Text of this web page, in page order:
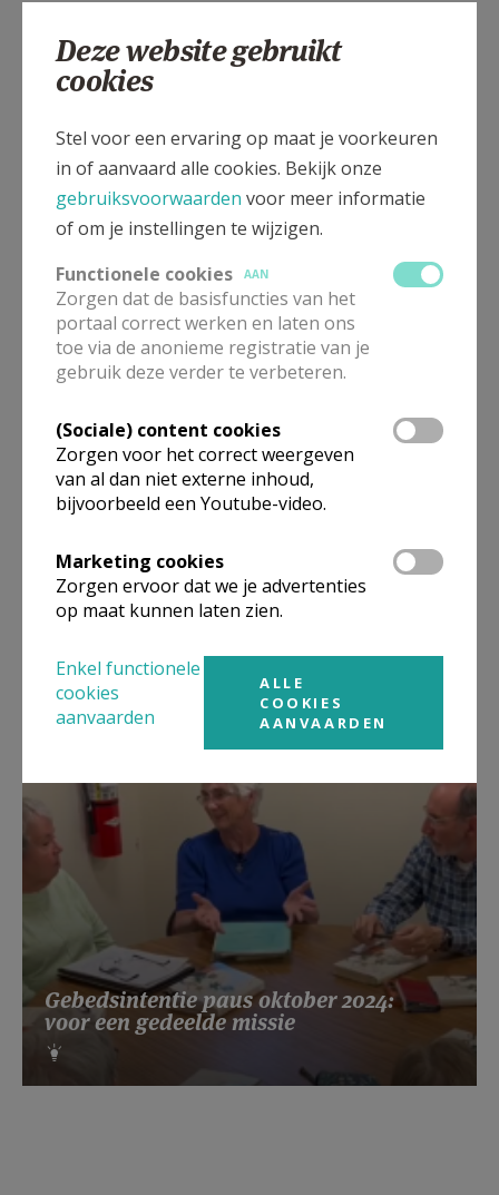
Beroepsvereniging Zorgpastores
Lanceringsavond boek Zeven
Gebedsintentie paus oktober 2024:
voor een gedeelde missie
Deze website gebruikt
cookies
Stel voor een ervaring op maat je voorkeuren
in of aanvaard alle cookies. Bekijk onze
gebruiksvoorwaarden voor meer informatie
of om je instellingen te wijzigen.
Functionele cookies
AAN
Zorgen dat de basisfuncties van het
portaal correct werken en laten ons
toe via de anonieme registratie van je
gebruik deze verder te verbeteren.
(Sociale) content cookies
Zorgen voor het correct weergeven
van al dan niet externe inhoud,
bijvoorbeeld een Youtube-video.
Marketing cookies
Zorgen ervoor dat we je advertenties
op maat kunnen laten zien.
Enkel functionele
cookies
aanvaarden
ALLE
COOKIES
AANVAARDEN